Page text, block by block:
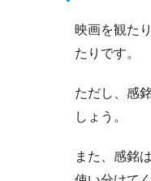
映画を観た
たりです。
ただし、感
しょう。
また、感銘